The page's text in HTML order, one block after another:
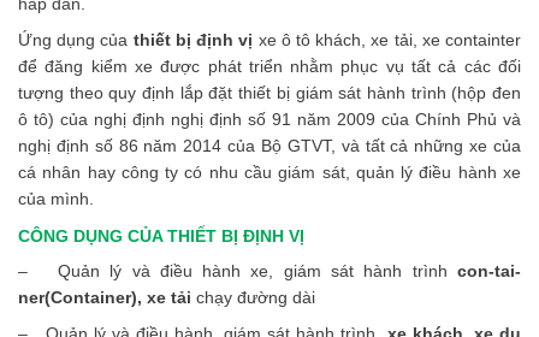
Ứng dụng của thiết bị định vị xe ô tô khách, xe tải, xe containter
để đăng kiểm xe được phát triển nhằm phục vụ tất cả các đối
tượng theo quy định lắp đặt thiết bị giám sát hành trình (hộp đen
ô tô) của nghị định nghị định số 91 năm 2009 của Chính Phủ và
nghị định số 86 năm 2014 của Bộ GTVT, và tất cả những xe của
cá nhân hay công ty có nhu cầu giám sát, quản lý điều hành xe
của mình.
CÔNG DỤNG CỦA THIẾT BỊ ĐỊNH VỊ
– Quản lý và điều hành xe, giám sát hành trình con-tai-
ner(Container), xe tải chạy đường dài